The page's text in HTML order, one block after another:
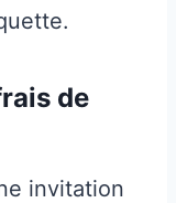
de
invitation